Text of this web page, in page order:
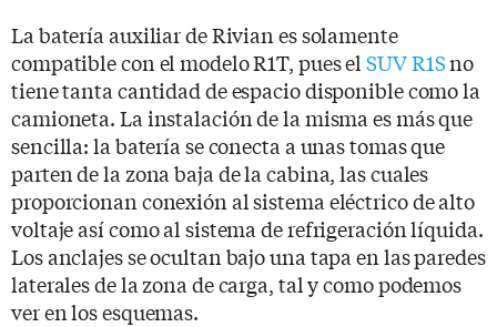
La batería auxiliar de Rivian es solamente
compatible con el modelo R1T, pues elSUV R1Sno
tiene tanta cantidad de espacio disponible como la
camioneta. La instalación de la misma es más que
sencilla: la batería se conecta a unas tomas que
parten de la zona baja de la cabina, las cuales
proporcionan conexión al sistema eléctrico de alto
voltaje así como al sistema de refrigeración líquida.
Los anclajes se ocultan bajo una tapa en las paredes
laterales de la zona de carga, tal y como podemos
ver en los esquemas.